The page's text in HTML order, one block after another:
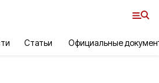
Статьи Официальные